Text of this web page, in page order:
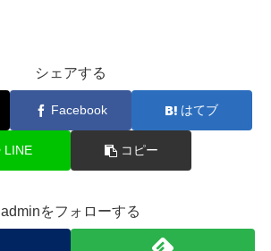
シェアする
Facebook はてブ
LINE コピー
adminをフォローする